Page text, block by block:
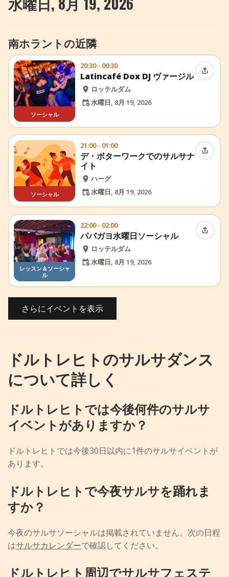
南ホラントの近隣
ソーシャル
20:30 - 00:30
Latincafé Dox DJ ヴァージル
ロッテルダム
水曜日, 8月 19, 2026
イベン
ソーシャル
21:00 - 01:00
デ・ボターワークでのサルサナ
イト
ハーグ
水曜日, 8月 19, 2026
イベン
レッスン＆ソーシャ
ル
22:00 - 02:00
パパガヨ水曜日ソーシャル
ロッテルダム
水曜日, 8月 19, 2026
イベン
さらにイベントを表示
ドルトレヒトのサルサダンス
について詳しく
ドルトレヒトでは今後何件のサルサ
イベントがありますか？
ドルトレヒトでは今後30日以内に1件のサルサイベントが
あります。
ドルトレヒトで今夜サルサを踊れま
すか？
今夜のサルサソーシャルは掲載されていません。次の日程
はサルサカレンダーで確認してください。
ドルトレヒト周辺でサルサフェステ